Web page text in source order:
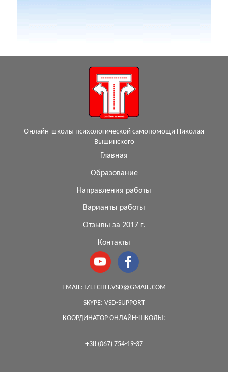
Онлайн-школы психологической самопомощи Николая
Вышинского
Главная
Образование
Направления работы
Варианты работы
Отзывы за 2017 г.
Контакты
EMAIL: IZLECHIT.VSD@GMAIL.COM
SKYPE: VSD-SUPPORT
КООРДИНАТОР ОНЛАЙН-ШКОЛЫ:
+38 (067) 754-19-37